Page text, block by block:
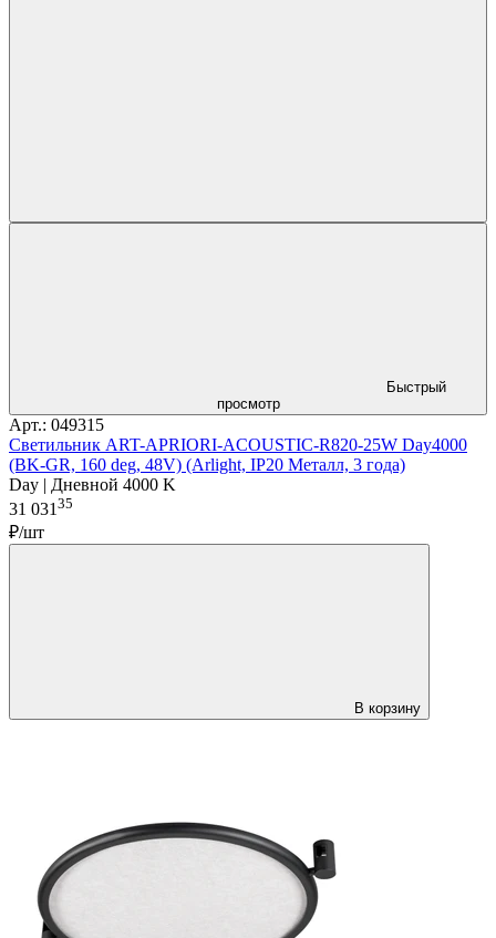
Быстрый
просмотр
Арт.: 049315
Светильник ART-APRIORI-ACOUSTIC-R820-25W Day4000
(BK-GR, 160 deg, 48V) (Arlight, IP20 Металл, 3 года)
Day | Дневной 4000 K
31 031 35
₽/шт
В корзину